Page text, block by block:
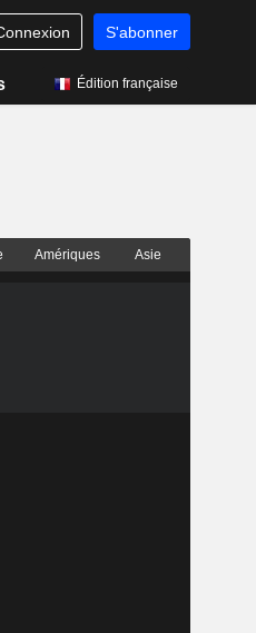
S'abonner
Édition française
Amériques Asie